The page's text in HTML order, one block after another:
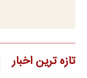
تازه ترین اخبار